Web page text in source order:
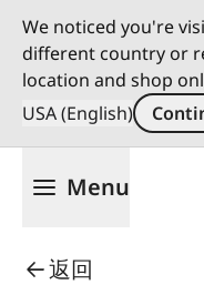
We noticed you're
different country or
location and shop
USA (English)
Menu
返回